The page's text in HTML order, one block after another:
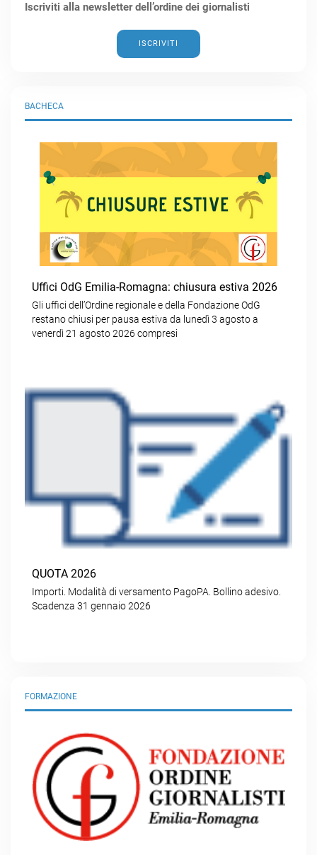
BACHECA
Uffici OdG Emilia-Romagna: chiusura estiva 2026
Gli uffici dell’Ordine regionale e della Fondazione OdG
restano chiusi per pausa estiva da lunedì 3 agosto a
venerdì 21 agosto 2026 compresi
QUOTA 2026
Importi. Modalità di versamento PagoPA. Bollino adesivo.
Scadenza 31 gennaio 2026
Iscriviti alla newsletter dell’ordine dei giornalisti
ISCRIVITI
FORMAZIONE